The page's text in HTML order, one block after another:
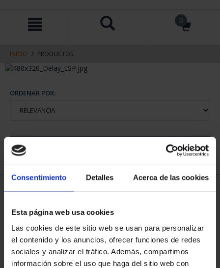
Consentimiento Detalles Acerca de las cookies
Esta página web usa cookies
Las cookies de este sitio web se usan para personalizar
el contenido y los anuncios, ofrecer funciones de redes
sociales y analizar el tráfico. Además, compartimos
información sobre el uso que haga del sitio web con
contenido
navegacin
0
INICIO PRODUCTOS
ORDENAR POR:
1 Productos encontrados